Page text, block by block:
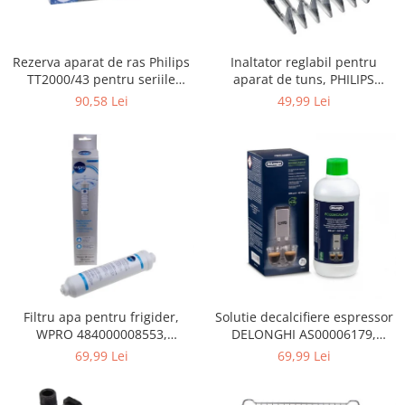
Gaming, Carti & Birotica
Console, Jocuri & Accesorii
Ingrijire personala & Cosmetice
Accesorii aparate hair styling
Aparate & Accesorii ingrijire
personala
Aparate cosmetice
Articole Sanatate si Wellness
Consumabile sanitare
Cosmetice si produse ingrijire
personala
Igiena dentara
Jucarii, Copii & Bebe
Camera copilului
Hrana bebelusi
Rezerva aparat de ras Philips
TT2000/43 pentru seriile
Bodygroom 3000/5000/7000 si
90,58 Lei
Inaltator reglabil pentru
aparat de tuns, PHILIPS
422203633281, 3-15 mm,
49,99 Lei
Filtru apa pentru frigider,
WPRO 484000008553,
compatibil cu Samsung, AEG,
69,99 Lei
Solutie decalcifiere espressor
DELONGHI AS00006179,
DLSC500, 500 ml
69,99 Lei